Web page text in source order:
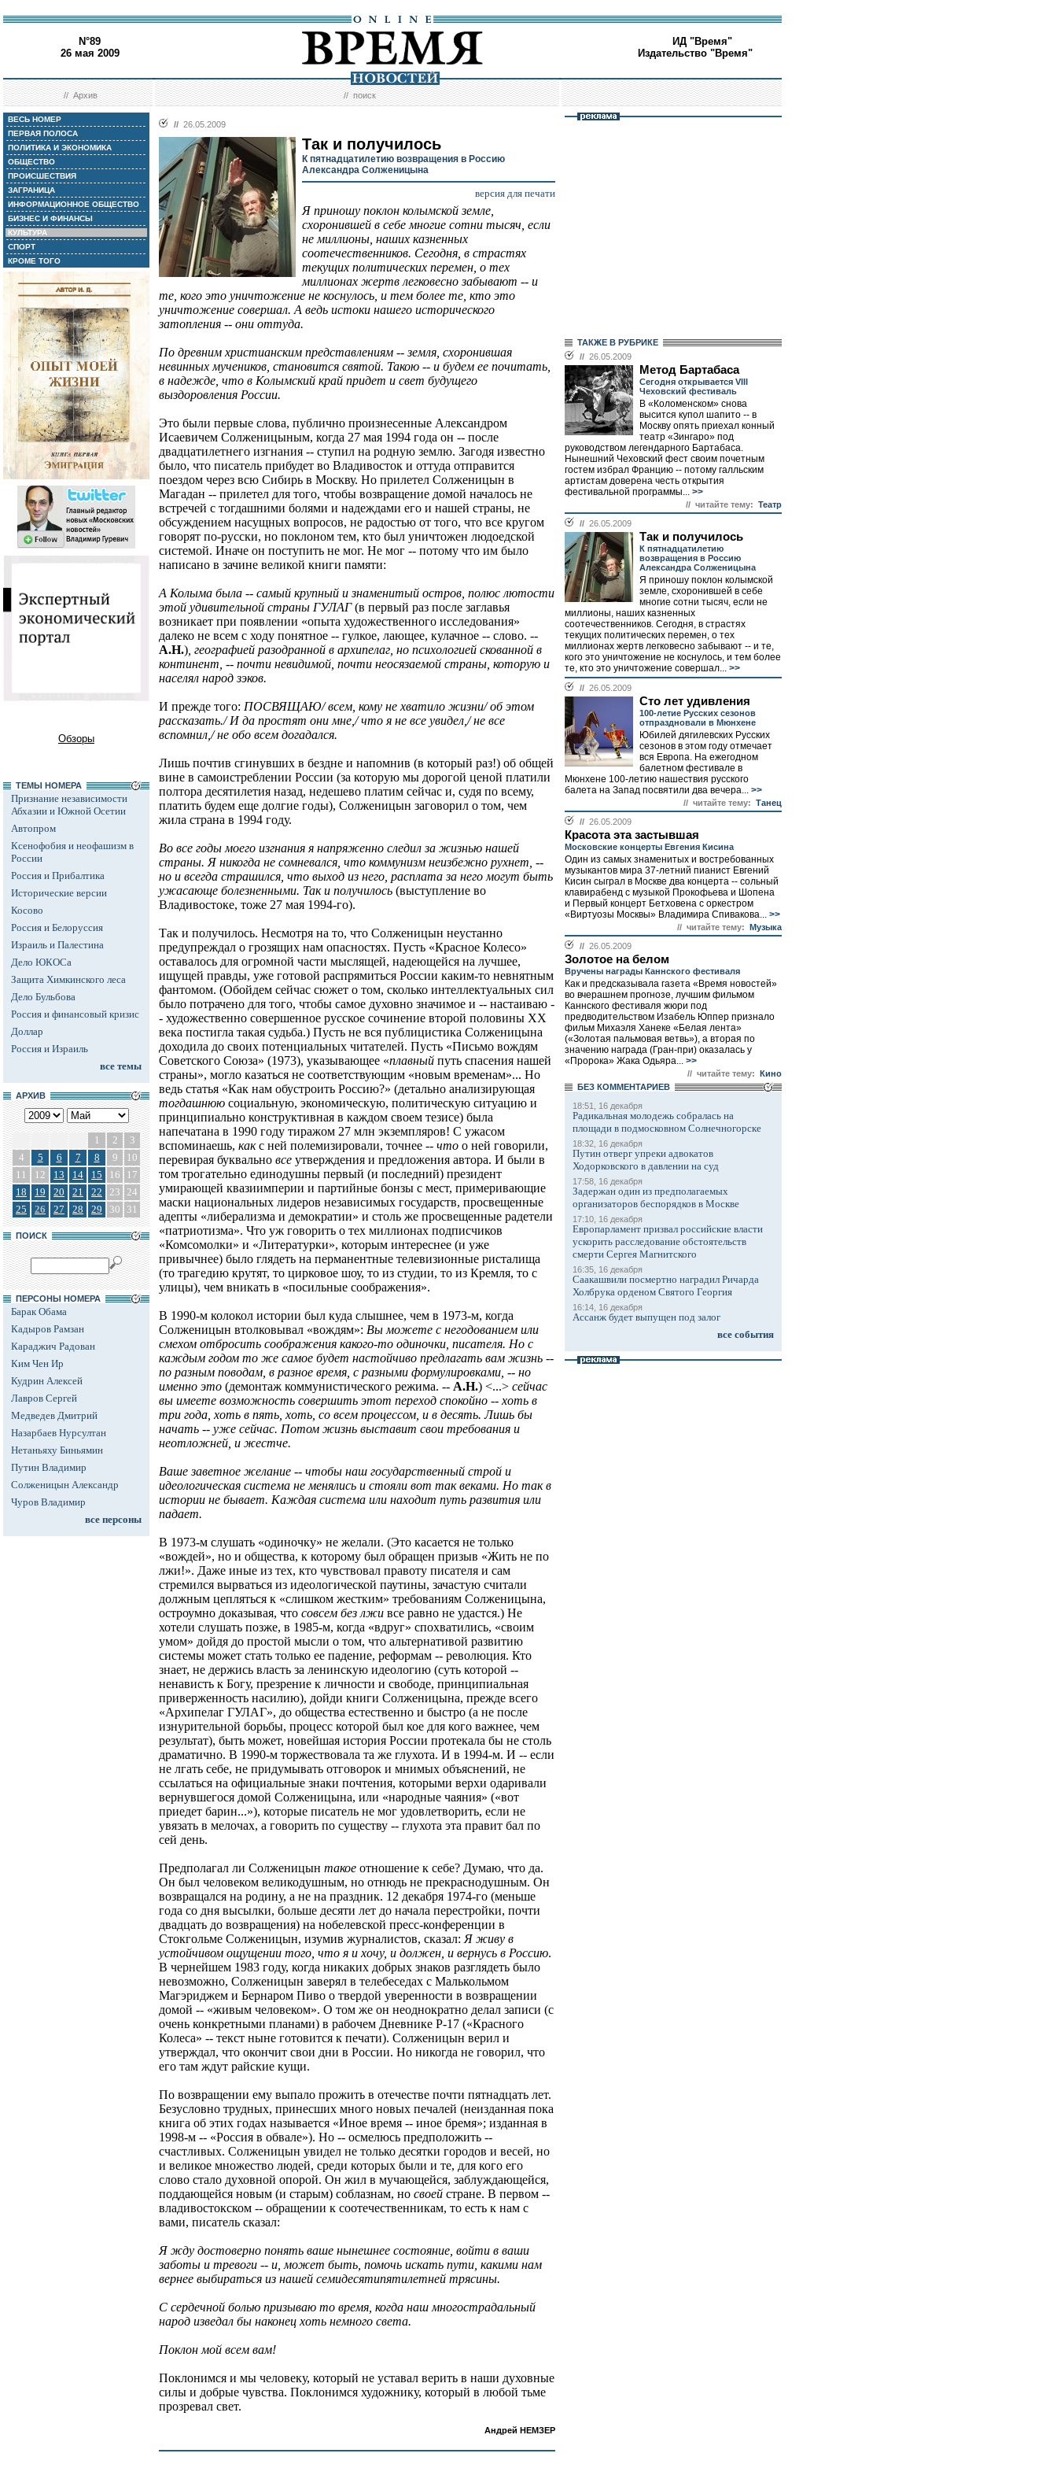
N°89
26 мая 2009
ИД "Время"
Издательство "Время"
//Архив //поиск
ВЕСЬ НОМЕР
ПЕРВАЯ ПОЛОСА
ПОЛИТИКА И ЭКОНОМИКА
ОБЩЕСТВО
ПРОИСШЕСТВИЯ
ЗАГРАНИЦА
ИНФОРМАЦИОННОЕ ОБЩЕСТВО
БИЗНЕС И ФИНАНСЫ
КУЛЬТУРА
СПОРТ
КРОМЕ ТОГО
Обзоры
ТЕМЫ НОМЕРА
Признание независимости
Абхазии и Южной Осетии
Автопром
Ксенофобия и неофашизм в
России
Россия и Прибалтика
Исторические версии
Косово
Россия и Белоруссия
Израиль и Палестина
Дело ЮКОСа
Защита Химкинского леса
Дело Бульбова
Россия и финансовый кризис
Доллар
Россия и Израиль
все темы
АРХИВ
1 2
3
4
5 6 7 8 9
10
11
12 13 14 15 16
17
18
19 20 21 22 23 24
25
26 27 28 29 30 31
ПОИСК
ПЕРСОНЫ НОМЕРА
Барак Обама
Кадыров Рамзан
Караджич Радован
Ким Чен Ир
Кудрин Алексей
Лавров Сергей
Медведев Дмитрий
Назарбаев Нурсултан
Нетаньяху Биньямин
Путин Владимир
Солженицын Александр
Чуров Владимир
все персоны
// 26.05.2009
Так и получилось
К пятнадцатилетию возвращения в Россию
Александра Солженицына
версия для печати
Я приношу поклон колымской земле,
схоронившей в себе многие сотни тысяч, если
не миллионы, наших казненных
соотечественников. Сегодня, в страстях
текущих политических перемен, о тех
миллионах жертв легковесно забывают -- и
те, кого это уничтожение не коснулось, и тем более те, кто это
уничтожение совершал. А ведь истоки нашего исторического
затопления -- они оттуда.
По древним христианским представлениям -- земля, схоронившая
невинных мучеников, становится святой. Такою -- и будем ее почитать,
в надежде, что в Колымский край придет и свет будущего
выздоровления России.
Это были первые слова, публично произнесенные Александром
Исаевичем Солженицыным, когда 27 мая 1994 года он -- после
двадцатилетнего изгнания -- ступил на родную землю. Загодя известно
было, что писатель прибудет во Владивосток и оттуда отправится
поездом через всю Сибирь в Москву. Но прилетел Солженицын в
Магадан -- прилетел для того, чтобы возвращение домой началось не
встречей с тогдашними болями и надеждами его и нашей страны, не
обсуждением насущных вопросов, не радостью от того, что все кругом
говорят по-русски, но поклоном тем, кто был уничтожен людоедской
системой. Иначе он поступить не мог. Не мог -- потому что им было
написано в зачине великой книги памяти:
А Колыма была -- самый крупный и знаменитый остров, полюс лютости
этой удивительной страны ГУЛАГ(в первый раз после заглавья
возникает при появлении «опыта художественного исследования»
далеко не всем с ходу понятное -- гулкое, лающее, кулачное -- слово. --
А.Н.) географией разодранной в архипелаг, но психологией скованной в
континент, -- почти невидимой, почти неосязаемой страны, которую и
населял народ зэков.
И прежде того: ПОСВЯЩАЮ/ всем, кому не хватило жизни/ об этом
рассказать./ И да простят они мне,/ что я не все увидел,/ не все
вспомнил,/ не обо всем догадался.
Лишь почтив сгинувших в бездне и напомнив (в который раз!) об общей
вине в самоистреблении России (за которую мы дорогой ценой платили
полтора десятилетия назад, недешево платим сейчас и, судя по всему,
платить будем еще долгие годы), Солженицын заговорил о том, чем
жила страна в 1994 году.
Во все годы моего изгнания я напряженно следил за жизнью нашей
страны. Я никогда не сомневался, что коммунизм неизбежно рухнет, --
но и всегда страшился, что выход из него, расплата за него могут быть
ужасающе болезненными. Так и получилось (выступление во
Владивостоке, тоже 27 мая 1994-го).
Так и получилось. Несмотря на то, что Солженицын неустанно
предупреждал о грозящих нам опасностях. Пусть «Красное Колесо»
оставалось для огромной части мыслящей, надеющейся на лучшее,
ищущей правды, уже готовой распрямиться России каким-то невнятным
фантомом. (Обойдем сейчас сюжет о том, сколько интеллектуальных сил
было потрачено для того, чтобы самое духовно значимое и -- настаиваю -
- художественно совершенное русское сочинение второй половины ХХ
века постигла такая судьба.) Пусть не вся публицистика Солженицына
доходила до своих потенциальных читателей. Пусть «Письмо вождям
Советского Союза» (1973), указывающее «плавный путь спасения нашей
страны», могло казаться не соответствующим «новым временам»... Но
ведь статья «Как нам обустроить Россию?» (детально анализирующая
тогдашнюю социальную, экономическую, политическую ситуацию и
принципиально конструктивная в каждом своем тезисе) была
напечатана в 1990 году тиражом 27 млн экземпляров! С ужасом
вспоминаешь, какс ней полемизировали, точнее -- что о ней говорили,
перевирая буквально все утверждения и предложения автора. И были в
том трогательно единодушны первый (и последний) президент
умирающей квазиимперии и партийные бонзы с мест, примеривающие
маски национальных лидеров независимых государств, просвещенные
адепты «либерализма и демократии» и столь же просвещенные радетели
«патриотизма». Что уж говорить о тех миллионах подписчиков
«Комсомолки» и «Литературки», которым интереснее (и уже
привычнее) было глядеть на перманентные телевизионные ристалища
(то трагедию крутят, то цирковое шоу, то из студии, то из Кремля, то с
улицы), чем вникать в «посильные соображения».
В 1990-м колокол истории был куда слышнее, чем в 1973-м, когда
Солженицын втолковывал «вождям»: Вы можете с негодованием или
смехом отбросить соображения какого-то одиночки, писателя. Но с
каждым годом то же самое будет настойчиво предлагать вам жизнь --
по разным поводам, в разное время, с разными формулировками, -- но
именно это (демонтаж коммунистического режима. -- А.Н.) <...> сейчас
вы имеете возможность совершить этот переход спокойно -- хоть в
три года, хоть в пять, хоть, со всем процессом, и в десять. Лишь бы
начать -- уже сейчас. Потом жизнь выставит свои требования и
неотложней, и жестче.
Ваше заветное желание -- чтобы наш государственный строй и
идеологическая система не менялись и стояли вот так веками. Но так в
истории не бывает. Каждая система или находит путь развития или
падает.
В 1973-м слушать «одиночку» не желали. (Это касается не только
«вождей», но и общества, к которому был обращен призыв «Жить не по
лжи!». Даже иные из тех, кто чувствовал правоту писателя и сам
стремился вырваться из идеологической паутины, зачастую считали
должным цепляться к «слишком жестким» требованиям Солженицына,
остроумно доказывая, что совсем без лжи все равно не удастся.) Не
хотели слушать позже, в 1985-м, когда «вдруг» спохватились, «своим
умом» дойдя до простой мысли о том, что альтернативой развитию
системы может стать только ее падение, реформам -- революция. Кто
знает, не держись власть за ленинскую идеологию (суть которой --
ненависть к Богу, презрение к личности и свободе, принципиальная
приверженность насилию), дойди книги Солженицына, прежде всего
«Архипелаг ГУЛАГ», до общества естественно и быстро (а не после
изнурительной борьбы, процесс которой был кое для кого важнее, чем
результат), быть может, новейшая история России протекала бы не столь
драматично. В 1990-м торжествовала та же глухота. И в 1994-м. И -- если
не лгать себе, не придумывать отговорок и мнимых объяснений, не
ссылаться на официальные знаки почтения, которыми верхи одаривали
вернувшегося домой Солженицына, или «народные чаяния» («вот
приедет барин...»), которые писатель не мог удовлетворить, если не
увязать в мелочах, а говорить по существу -- глухота эта правит бал по
сей день.
Предполагал ли Солженицын такое отношение к себе? Думаю, что да.
Он был человеком великодушным, но отнюдь не прекраснодушным. Он
возвращался на родину, а не на праздник. 12 декабря 1974-го (меньше
года со дня высылки, больше десяти лет до начала перестройки, почти
двадцать до возвращения) на нобелевской пресс-конференции в
Стокгольме Солженицын, изумив журналистов, сказал: Я живу в
устойчивом ощущении того, что я и хочу, и должен, и вернусь в Россию.
В чернейшем 1983 году, когда никаких добрых знаков разглядеть было
невозможно, Солженицын заверял в телебеседах с Малькольмом
Магэриджем и Бернаром Пиво о твердой уверенности в возвращении
домой -- «живым человеком». О том же он неоднократно делал записи (с
очень конкретными планами) в рабочем Дневнике Р-17 («Красного
Колеса» -- текст ныне готовится к печати). Солженицын верил и
утверждал, что окончит свои дни в России. Но никогда не говорил, что
его там ждут райские кущи.
По возвращении ему выпало прожить в отечестве почти пятнадцать лет.
Безусловно трудных, принесших много новых печалей (неизданная пока
книга об этих годах называется «Иное время -- иное бремя»; изданная в
1998-м -- «Россия в обвале»). Но -- осмелюсь предположить --
счастливых. Солженицын увидел не только десятки городов и весей, но
и великое множество людей, среди которых были и те, для кого его
слово стало духовной опорой. Он жил в мучающейся, заблуждающейся,
поддающейся новым (и старым) соблазнам, но своей стране. В первом --
владивостокском -- обращении к соотечественникам, то есть к нам с
вами, писатель сказал:
Я жду достоверно понять ваше нынешнее состояние, войти в ваши
заботы и тревоги -- и, может быть, помочь искать пути, какими нам
вернее выбираться из нашей семидесятипятилетней трясины.
С сердечной болью призываю то время, когда наш многострадальный
народ изведал бы наконец хоть немного света.
Поклон мой всем вам!
Поклонимся и мы человеку, который не уставал верить в наши духовные
силы и добрые чувства. Поклонимся художнику, который в любой тьме
прозревал свет.
Андрей НЕМЗЕР
ТАКЖЕ В РУБРИКЕ
// 26.05.2009
Метод Бартабаса
Сегодня открывается VIII
Чеховский фестиваль
В «Коломенском» снова
высится купол шапито -- в
Москву опять приехал конный
театр «Зингаро» под
руководством легендарного Бартабаса.
Нынешний Чеховский фест своим почетным
гостем избрал Францию -- потому галльским
артистам доверена честь открытия
фестивальной программы... >>
// читайте тему: Театр
// 26.05.2009
Так и получилось
К пятнадцатилетию
возвращения в Россию
Александра Солженицына
Я приношу поклон колымской
земле, схоронившей в себе
многие сотни тысяч, если не
миллионы, наших казненных
соотечественников. Сегодня, в страстях
текущих политических перемен, о тех
миллионах жертв легковесно забывают -- и те,
кого это уничтожение не коснулось, и тем более
те, кто это уничтожение совершал... >>
// 26.05.2009
Сто лет удивления
100-летие Русских сезонов
отпраздновали в Мюнхене
Юбилей дягилевских Русских
сезонов в этом году отмечает
вся Европа. На ежегодном
балетном фестивале в
Мюнхене 100-летию нашествия русского
балета на Запад посвятили два вечера... >>
// читайте тему: Танец
// 26.05.2009
Красота эта застывшая
Московские концерты Евгения Кисина
Один из самых знаменитых и востребованных
музыкантов мира 37-летний пианист Евгений
Кисин сыграл в Москве два концерта -- сольный
клавирабенд с музыкой Прокофьева и Шопена
и Первый концерт Бетховена с оркестром
«Виртуозы Москвы» Владимира Спивакова... >>
// читайте тему: Музыка
// 26.05.2009
Золотое на белом
Вручены награды Каннского фестиваля
Как и предсказывала газета «Время новостей»
во вчерашнем прогнозе, лучшим фильмом
Каннского фестиваля жюри под
предводительством Изабель Юппер признало
фильм Михаэля Ханеке «Белая лента»
(«Золотая пальмовая ветвь»), а вторая по
значению награда (Гран-при) оказалась у
«Пророка» Жака Одьяра... >>
// читайте тему: Кино
БЕЗ КОМMЕНТАРИЕВ
18:51, 16 декабря
Радикальная молодежь собралась на
площади в подмосковном Солнечногорске
18:32, 16 декабря
Путин отверг упреки адвокатов
Ходорковского в давлении на суд
17:58, 16 декабря
Задержан один из предполагаемых
организаторов беспорядков в Москве
17:10, 16 декабря
Европарламент призвал российские власти
ускорить расследование обстоятельств
смерти Сергея Магнитского
16:35, 16 декабря
Саакашвили посмертно наградил Ричарда
Холбрука орденом Святого Георгия
16:14, 16 декабря
Ассанж будет выпущен под залог
все события